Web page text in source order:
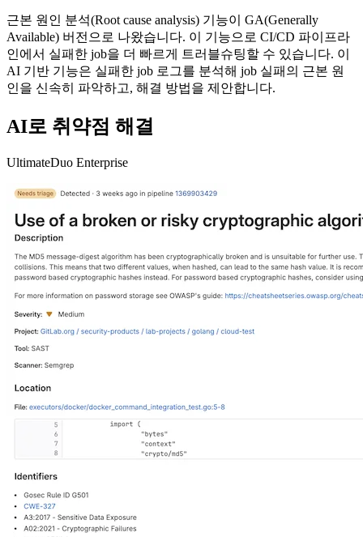
근본 원인 분석(Root cause analysis) 기능이 GA(Generally
Available) 버전으로 나왔습니다. 이 기능으로 CI/CD 파이프라
인에서 실패한 job을 더 빠르게 트러블슈팅할 수 있습니다. 이
AI 기반 기능은 실패한 job 로그를 분석해 job 실패의 근본 원
인을 신속히 파악하고, 해결 방법을 제안합니다.
AI로 취약점 해결
UltimateDuo Enterprise